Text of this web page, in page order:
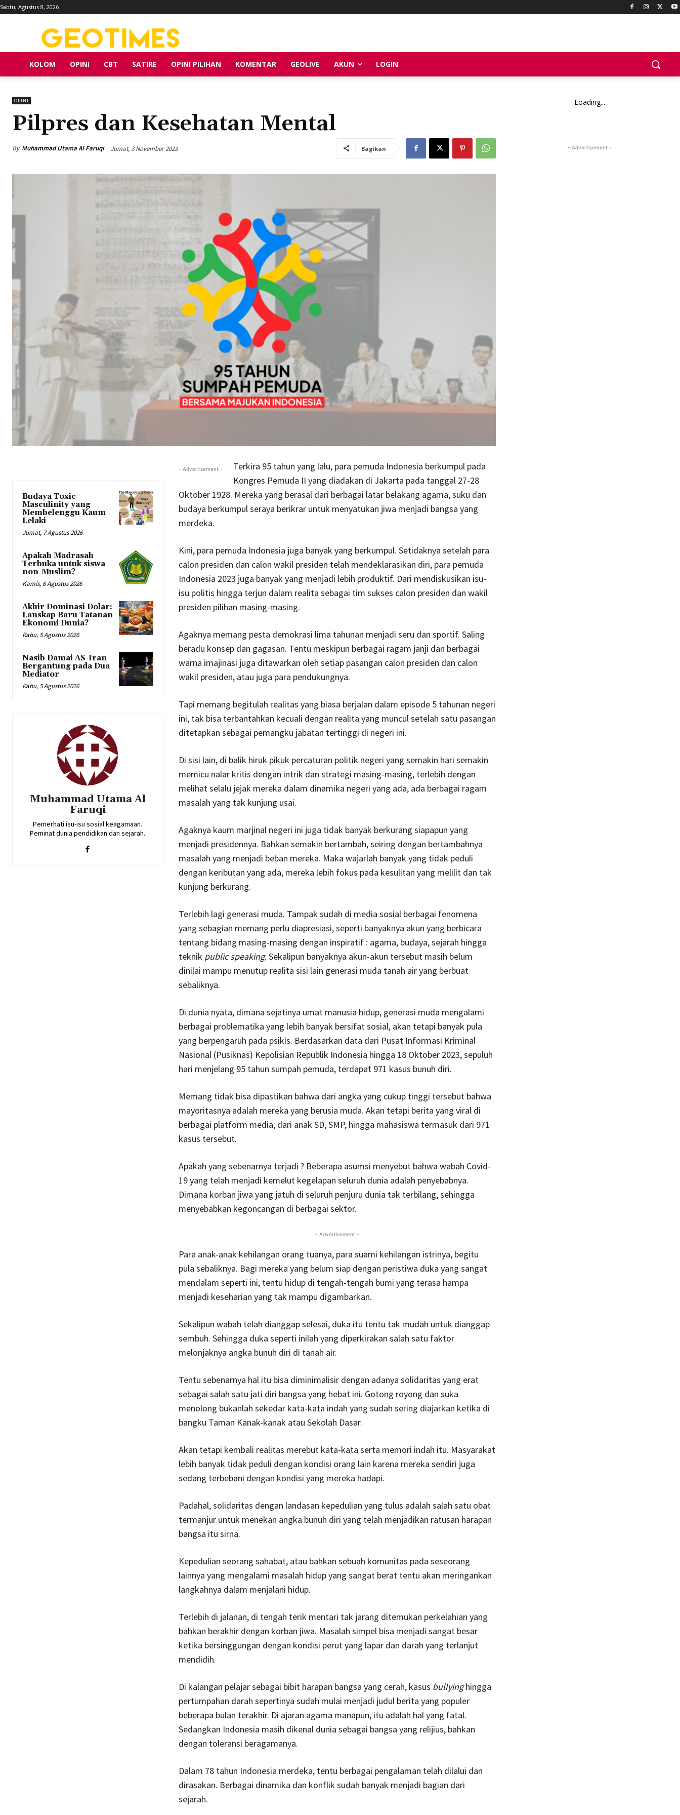
Sabtu, Agustus 8, 2026
KOLOM OPINI CBT SATIRE OPINI PILIHAN KOMENTAR GEOLIVE AKUN LOGIN
OPINI
Pilpres dan Kesehatan Mental
By Muhammad Utama Al Faruqi Jumat, 3 November 2023 Bagikan
Budaya Toxic
Masculinity yang
Membelenggu Kaum
Lelaki
Jumat, 7 Agustus 2026
Apakah Madrasah
Terbuka untuk siswa
non-Muslim?
Kamis, 6 Agustus 2026
Akhir Dominasi Dolar:
Lanskap Baru Tatanan
Ekonomi Dunia?
Rabu, 5 Agustus 2026
Nasib Damai AS-Iran
Bergantung pada Dua
Mediator
Rabu, 5 Agustus 2026
Muhammad Utama Al
Faruqi
Pemerhati isu-isu sosial keagamaan.
Peminat dunia pendidikan dan sejarah.
- Advertisement -
Terkira 95 tahun yang lalu, para pemuda Indonesia berkumpul pada
Kongres Pemuda II yang diadakan di Jakarta pada tanggal 27-28
Oktober 1928. Mereka yang berasal dari berbagai latar belakang agama, suku dan
budaya berkumpul seraya berikrar untuk menyatukan jiwa menjadi bangsa yang
merdeka.
Kini, para pemuda Indonesia juga banyak yang berkumpul. Setidaknya setelah para
calon presiden dan calon wakil presiden telah mendeklarasikan diri, para pemuda
Indonesia 2023 juga banyak yang menjadi lebih produktif. Dari mendiskusikan isu-
isu politis hingga terjun dalam realita sebagai tim sukses calon presiden dan wakil
presiden pilihan masing-masing.
Agaknya memang pesta demokrasi lima tahunan menjadi seru dan sportif. Saling
beradu konsep dan gagasan. Tentu meskipun berbagai ragam janji dan berbagai
warna imajinasi juga ditawarkan oleh setiap pasangan calon presiden dan calon
wakil presiden, atau juga para pendukungnya.
Tapi memang begitulah realitas yang biasa berjalan dalam episode 5 tahunan negeri
ini, tak bisa terbantahkan kecuali dengan realita yang muncul setelah satu pasangan
ditetapkan sebagai pemangku jabatan tertinggi di negeri ini.
Di sisi lain, di balik hiruk pikuk percaturan politik negeri yang semakin hari semakin
memicu nalar kritis dengan intrik dan strategi masing-masing, terlebih dengan
melihat selalu jejak mereka dalam dinamika negeri yang ada, ada berbagai ragam
masalah yang tak kunjung usai.
Agaknya kaum marjinal negeri ini juga tidak banyak berkurang siapapun yang
menjadi presidennya. Bahkan semakin bertambah, seiring dengan bertambahnya
masalah yang menjadi beban mereka. Maka wajarlah banyak yang tidak peduli
dengan keributan yang ada, mereka lebih fokus pada kesulitan yang melilit dan tak
kunjung berkurang.
Terlebih lagi generasi muda. Tampak sudah di media sosial berbagai fenomena
yang sebagian memang perlu diapresiasi, seperti banyaknya akun yang berbicara
tentang bidang masing-masing dengan inspiratif : agama, budaya, sejarah hingga
teknik public speaking. Sekalipun banyaknya akun-akun tersebut masih belum
dinilai mampu menutup realita sisi lain generasi muda tanah air yang berbuat
sebaliknya.
Di dunia nyata, dimana sejatinya umat manusia hidup, generasi muda mengalami
berbagai problematika yang lebih banyak bersifat sosial, akan tetapi banyak pula
yang berpengaruh pada psikis. Berdasarkan data dari Pusat Informasi Kriminal
Nasional (Pusiknas) Kepolisian Republik Indonesia hingga 18 Oktober 2023, sepuluh
hari menjelang 95 tahun sumpah pemuda, terdapat 971 kasus bunuh diri.
Memang tidak bisa dipastikan bahwa dari angka yang cukup tinggi tersebut bahwa
mayoritasnya adalah mereka yang berusia muda. Akan tetapi berita yang viral di
berbagai platform media, dari anak SD, SMP, hingga mahasiswa termasuk dari 971
kasus tersebut.
Apakah yang sebenarnya terjadi ? Beberapa asumsi menyebut bahwa wabah Covid-
19 yang telah menjadi kemelut kegelapan seluruh dunia adalah penyebabnya.
Dimana korban jiwa yang jatuh di seluruh penjuru dunia tak terbilang, sehingga
menyebabkan kegoncangan di berbagai sektor.
- Advertisement -
Para anak-anak kehilangan orang tuanya, para suami kehilangan istrinya, begitu
pula sebaliknya. Bagi mereka yang belum siap dengan peristiwa duka yang sangat
mendalam seperti ini, tentu hidup di tengah-tengah bumi yang terasa hampa
menjadi keseharian yang tak mampu digambarkan.
Sekalipun wabah telah dianggap selesai, duka itu tentu tak mudah untuk dianggap
sembuh. Sehingga duka seperti inilah yang diperkirakan salah satu faktor
melonjaknya angka bunuh diri di tanah air.
Tentu sebenarnya hal itu bisa diminimalisir dengan adanya solidaritas yang erat
sebagai salah satu jati diri bangsa yang hebat ini. Gotong royong dan suka
menolong bukanlah sekedar kata-kata indah yang sudah sering diajarkan ketika di
bangku Taman Kanak-kanak atau Sekolah Dasar.
Akan tetapi kembali realitas merebut kata-kata serta memori indah itu. Masyarakat
lebih banyak tidak peduli dengan kondisi orang lain karena mereka sendiri juga
sedang terbebani dengan kondisi yang mereka hadapi.
Padahal, solidaritas dengan landasan kepedulian yang tulus adalah salah satu obat
termanjur untuk menekan angka bunuh diri yang telah menjadikan ratusan harapan
bangsa itu sirna.
Kepedulian seorang sahabat, atau bahkan sebuah komunitas pada seseorang
lainnya yang mengalami masalah hidup yang sangat berat tentu akan meringankan
langkahnya dalam menjalani hidup.
Terlebih di jalanan, di tengah terik mentari tak jarang ditemukan perkelahian yang
bahkan berakhir dengan korban jiwa. Masalah simpel bisa menjadi sangat besar
ketika bersinggungan dengan kondisi perut yang lapar dan darah yang terlanjut
mendidih.
Di kalangan pelajar sebagai bibit harapan bangsa yang cerah, kasus bullyinghingga
pertumpahan darah sepertinya sudah mulai menjadi judul berita yang populer
beberapa bulan terakhir. Di ajaran agama manapun, itu adalah hal yang fatal.
Sedangkan Indonesia masih dikenal dunia sebagai bangsa yang relijius, bahkan
dengan toleransi beragamanya.
Dalam 78 tahun Indonesia merdeka, tentu berbagai pengalaman telah dilalui dan
dirasakan. Berbagai dinamika dan konflik sudah banyak menjadi bagian dari
sejarah.
Loading...
- Advertisement -